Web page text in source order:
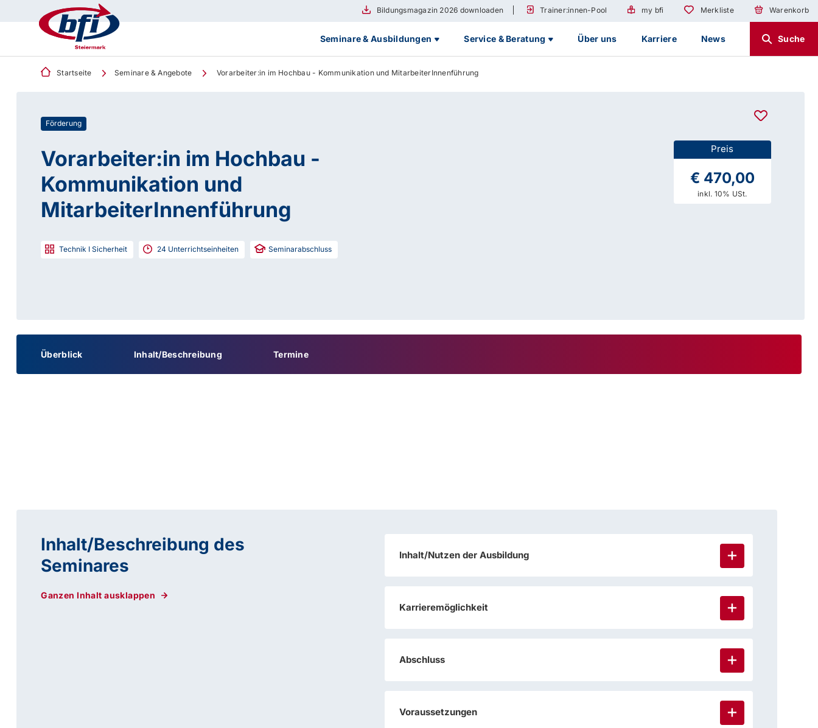
Bildungsmagazin 2026 downloaden Trainer:innen-Pool my bfi Merkliste Warenkorb
Seminare & Ausbildungen Service & Beratung Über uns Karriere News Suche
Startseite Seminare & Angebote Vorarbeiter:in im Hochbau - Kommunikation und MitarbeiterInnenführung
Förderung
Vorarbeiter:in im Hochbau -
Kommunikation und
MitarbeiterInnenführung
Technik I Sicherheit 24 Unterrichtseinheiten Seminarabschluss
Preis
€ 470,00
inkl. 10% USt.
Überblick Inhalt/Beschreibung Termine
Inhalt/Beschreibung des
Seminares
Ganzen Inhalt ausklappen
Inhalt/Nutzen der Ausbildung
Karrieremöglichkeit
Abschluss
Voraussetzungen